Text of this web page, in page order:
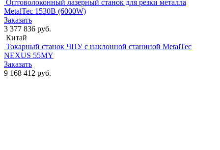
Оптоволоконный лазерный станок для резки металла
MetalTec 1530B (6000W)
Заказать
3 377 836 руб.
Китай
Токарный станок ЧПУ с наклонной станиной MetalTec
NEXUS 55MY
Заказать
9 168 412 руб.